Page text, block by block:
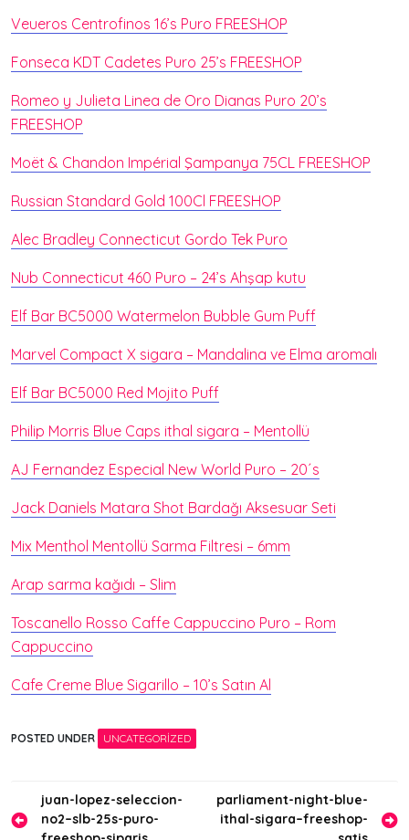
Veueros Centrofinos 16’s Puro FREESHOP
Fonseca KDT Cadetes Puro 25’s FREESHOP
Romeo y Julieta Linea de Oro Dianas Puro 20’s
FREESHOP
Moët & Chandon Impérial Şampanya 75CL FREESHOP
Russian Standard Gold 100Cl FREESHOP
Alec Bradley Connecticut Gordo Tek Puro
Nub Connecticut 460 Puro – 24’s Ahşap kutu
Elf Bar BC5000 Watermelon Bubble Gum Puff
Marvel Compact X sigara – Mandalina ve Elma aromalı
Elf Bar BC5000 Red Mojito Puff
Philip Morris Blue Caps ithal sigara – Mentollü
AJ Fernandez Especial New World Puro – 20´s
Jack Daniels Matara Shot Bardağı Aksesuar Seti
Mix Menthol Mentollü Sarma Filtresi – 6mm
Arap sarma kağıdı – Slim
Toscanello Rosso Caffe Cappuccino Puro – Rom
Cappuccino
Cafe Creme Blue Sigarillo – 10’s Satın Al
POSTED UNDER UNCATEGORIZED
Yazı
gezinmesi
juan-lopez-seleccion-
no2–slb-25s-puro-
parliament-night-blue-
ithal-sigara–freeshop-